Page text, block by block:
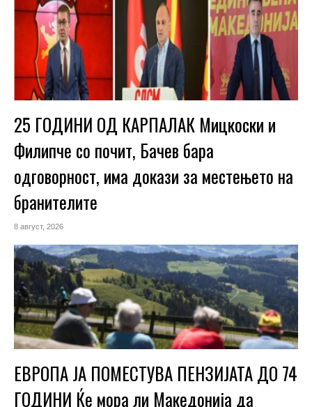
25 ГОДИНИ ОД КАРПАЛАК Мицкоски и
Филипче со почит, Бачев бара
одговорност, има докази за местењето на
бранителите
8 август, 2026
ЕВРОПА ЈА ПОМЕСТУВА ПЕНЗИЈАТА ДО 74
ГОДИНИ Ќе мора ли Македонија да